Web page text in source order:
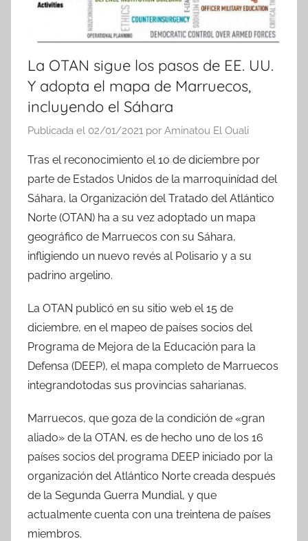
La OTAN sigue los pasos de EE. UU.
Y adopta el mapa de Marruecos,
incluyendo el Sáhara
Publicada el 02/01/2021 por Aminatou El Ouali
Tras el reconocimiento el 10 de diciembre por
parte de Estados Unidos de la marroquinídad del
Sáhara, la Organización del Tratado del Atlántico
Norte (OTAN) ha a su vez adoptado un mapa
geográfico de Marruecos con su Sáhara,
infligiendo un nuevo revés al Polisario y a su
padrino argelino.
La OTAN publicó en su sitio web el 15 de
diciembre, en el mapeo de países socios del
Programa de Mejora de la Educación para la
Defensa (DEEP), el mapa completo de Marruecos
integrandotodas sus provincias saharianas.
Marruecos, que goza de la condición de «gran
aliado» de la OTAN, es de hecho uno de los 16
países socios del programa DEEP iniciado por la
organización del Atlántico Norte creada después
de la Segunda Guerra Mundial, y que
actualmente cuenta con una treintena de países
miembros.